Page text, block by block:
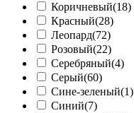
Коричневый(18)
Красный(28)
Леопард(72)
Розовый(22)
Серебряный(4)
Серый(60)
Сине-зеленый(1)
Синий(7)